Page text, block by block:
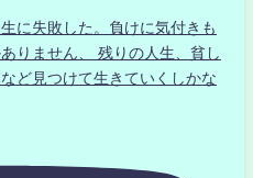
に失敗した。負けに気付きも
りません、 残りの人生、貧し
ど見つけて生きていくしかな